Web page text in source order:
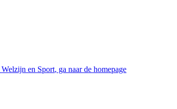
en Sport, ga naar de homepage